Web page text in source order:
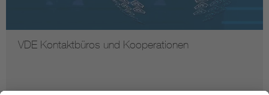
VDE Kontaktbüros und Kooperationen